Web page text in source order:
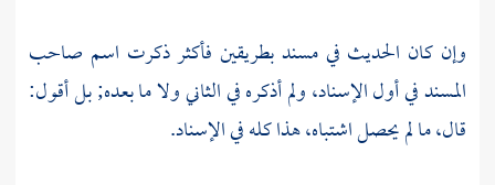
وإن كان الحديث في مسند بطريقين فأكثر ذكرت اسم صاحب
المسند في أول الإسناد، ولم أذكره في الثاني ولا ما بعده; بل أقول:
قال، ما لم يحصل اشتباه، هذا كله في الإسناد.